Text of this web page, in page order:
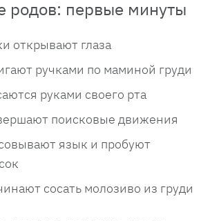
родов: первые минуты
открывают глаза
ручками по маминой груди
руками своего рта
поисковые движения
язык и пробуют
сосать молозиво из груди